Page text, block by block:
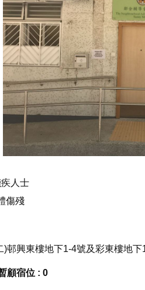
人士
傷殘
)邨興東樓地下1-4號及彩東樓地下
顧宿位 : 0